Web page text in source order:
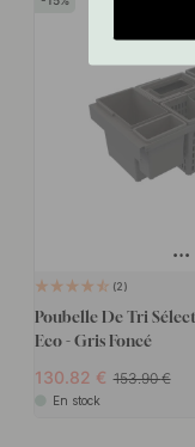
2
Poubelle De Tri
Eco - Gris Foncé
130.82 153.90
En stock